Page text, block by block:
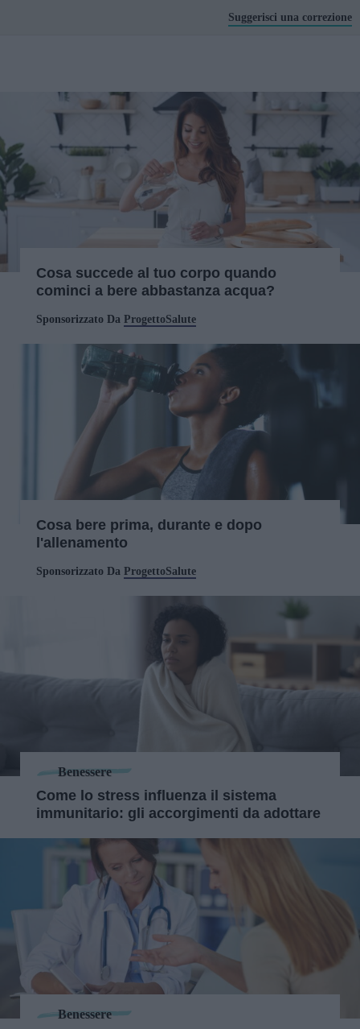
Suggerisci una correzione
Cosa succede al tuo corpo quando
cominci a bere abbastanza acqua?
Sponsorizzato Da ProgettoSalute
Cosa bere prima, durante e dopo
l'allenamento
Sponsorizzato Da ProgettoSalute
Benessere
Come lo stress influenza il sistema
immunitario: gli accorgimenti da adottare
Benessere